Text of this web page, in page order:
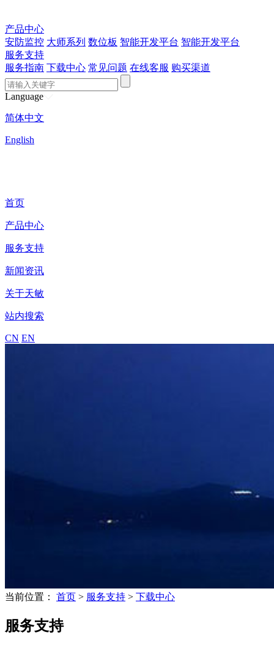
产品中心
安防监控 大师系列 数位板 智能开发平台 智能开发平台
服务支持
服务指南 下载中心 常见问题 在线客服 购买渠道
Language
简体中文
English
首页
产品中心
服务支持
新闻资讯
关于天敏
站内搜索
CN EN
当前位置： 首页 > 服务支持 > 下载中心
服务支持